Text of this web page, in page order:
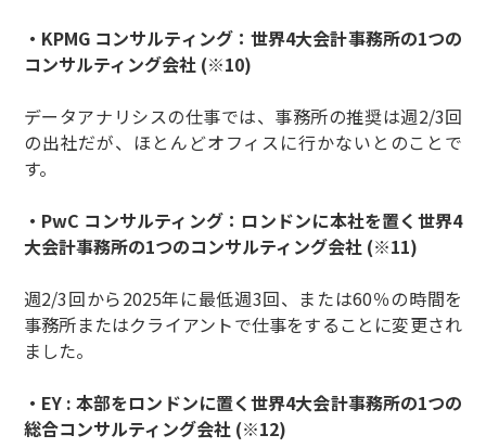
・KPMG コンサルティング：世界4大会計事務所の1つの
コンサルティング会社 (※10)
データアナリシスの仕事では、事務所の推奨は週2/3回
の出社だが、ほとんどオフィスに行かないとのことで
す。
・PwC コンサルティング：ロンドンに本社を置く世界4
大会計事務所の1つのコンサルティング会社 (※11)
週2/3回から2025年に最低週3回、または60％の時間を
事務所またはクライアントで仕事をすることに変更され
ました。
・EY : 本部をロンドンに置く世界4大会計事務所の1つの
総合コンサルティング会社 (※12)